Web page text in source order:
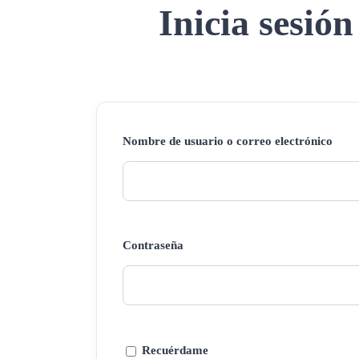
Inicia sesión
Nombre de usuario o correo electrónico
Contraseña
Recuérdame